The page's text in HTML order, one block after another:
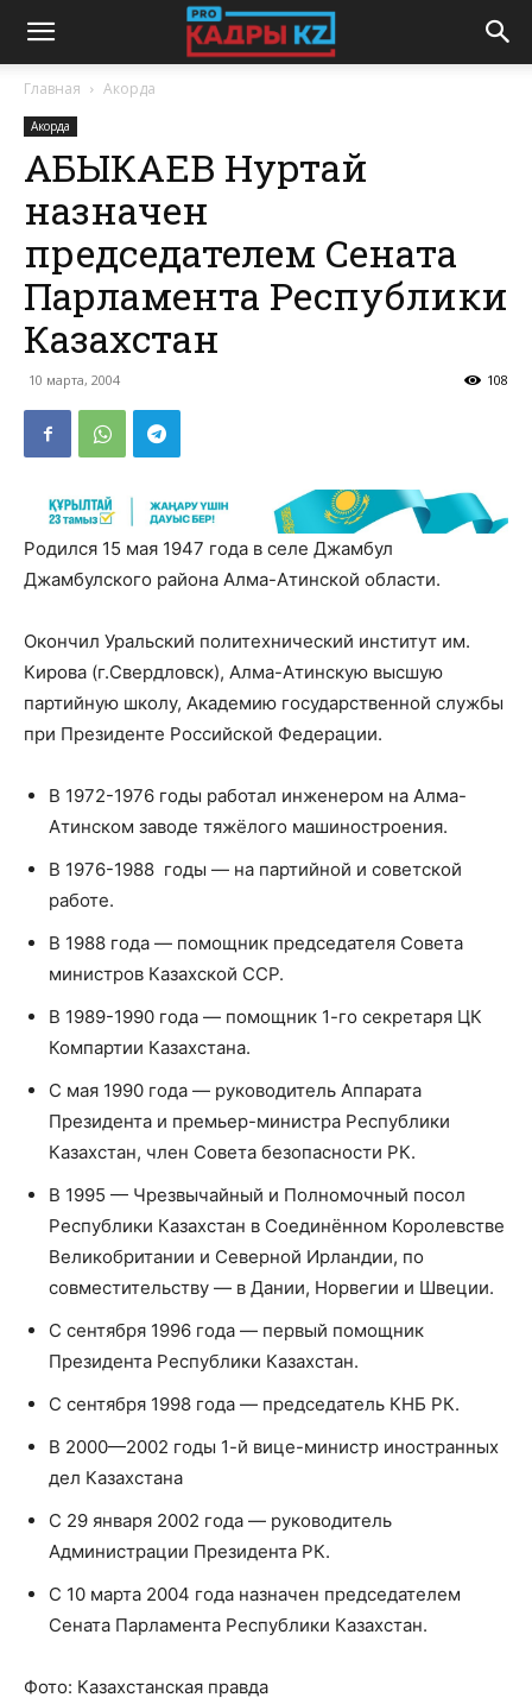
Главная Акорда
Акорда
АБЫКАЕВ Нуртай
назначен
председателем Сената
Парламента Республики
Казахстан
10 марта, 2004 108
Родился 15 мая 1947 года в селе Джамбул
Джамбулского района Алма-Атинской области.
Окончил Уральский политехнический институт им.
Кирова (г.Свердловск), Алма-Атинскую высшую
партийную школу, Академию государственной службы
при Президенте Российской Федерации.
В 1972-1976 годы работал инженером на Алма-
Атинском заводе тяжёлого машиностроения.
В 1976-1988 годы — на партийной и советской
работе.
В 1988 года — помощник председателя Совета
министров Казахской ССР.
В 1989-1990 года — помощник 1-го секретаря ЦК
Компартии Казахстана.
С мая 1990 года — руководитель Аппарата
Президента и премьер-министра Республики
Казахстан, член Совета безопасности РК.
В 1995 — Чрезвычайный и Полномочный посол
Республики Казахстан в Соединённом Королевстве
Великобритании и Северной Ирландии, по
совместительству — в Дании, Норвегии и Швеции.
С сентября 1996 года — первый помощник
Президента Республики Казахстан.
С сентября 1998 года — председатель КНБ РК.
В 2000—2002 годы 1-й вице-министр иностранных
дел Казахстана
С 29 января 2002 года — руководитель
Администрации Президента РК.
С 10 марта 2004 года назначен председателем
Сената Парламента Республики Казахстан.
Фото: Казахстанская правда